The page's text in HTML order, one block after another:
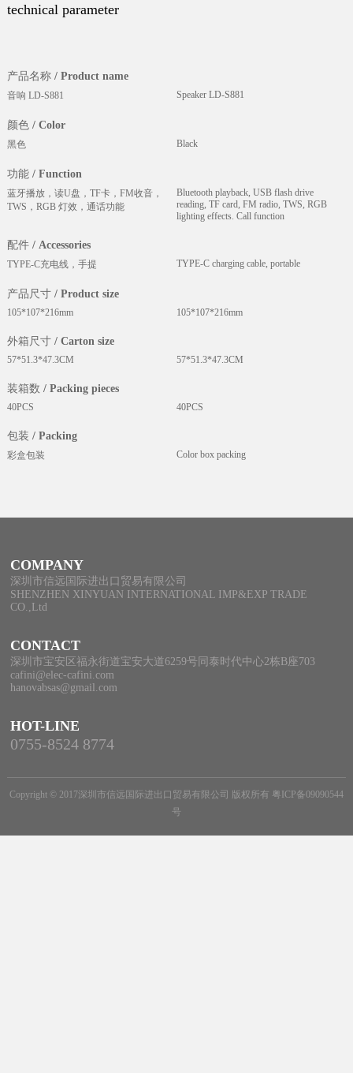
technical parameter
产品名称 / Product name
音响 LD-S881 Speaker LD-S881
颜色 / Color
黑色 Black
功能 / Function
蓝牙播放，读U盘，TF卡，FM收音，
TWS，RGB 灯效，通话功能
Bluetooth playback, USB flash drive
reading, TF card, FM radio, TWS, RGB
lighting effects. Call function
配件 / Accessories
TYPE-C充电线，手提 TYPE-C charging cable, portable
产品尺寸 / Product size
105*107*216mm 105*107*216mm
外箱尺寸 / Carton size
57*51.3*47.3CM 57*51.3*47.3CM
装箱数 / Packing pieces
40PCS 40PCS
包装 / Packing
彩盒包装 Color box packing
COMPANY
深圳市信远国际进出口贸易有限公司
SHENZHEN XINYUAN INTERNATIONAL IMP&EXP TRADE
CO.,Ltd
CONTACT
深圳市宝安区福永街道宝安大道6259号同泰时代中心2栋B座703
cafini@elec-cafini.com
hanovabsas@gmail.com
HOT-LINE
0755-8524 8774
Copyright © 2017深圳市信远国际进出口贸易有限公司 版权所有 粤ICP备09090544
号